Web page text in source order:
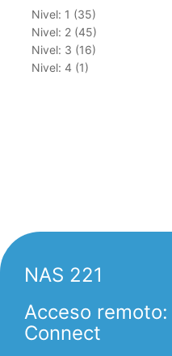
Nivel: 1 (35)
Nivel: 2 (45)
Nivel: 3 (16)
Nivel: 4 (1)
NAS 221
Acceso
Connect